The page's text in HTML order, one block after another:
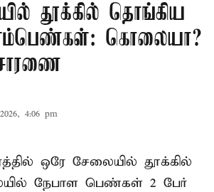
தூக்கில் தொங்கிய
கொலையா?
4:06 pm
ஒரே சேலையில் தூக்கில்
நேபாள பெண்கள் 2 பேர்